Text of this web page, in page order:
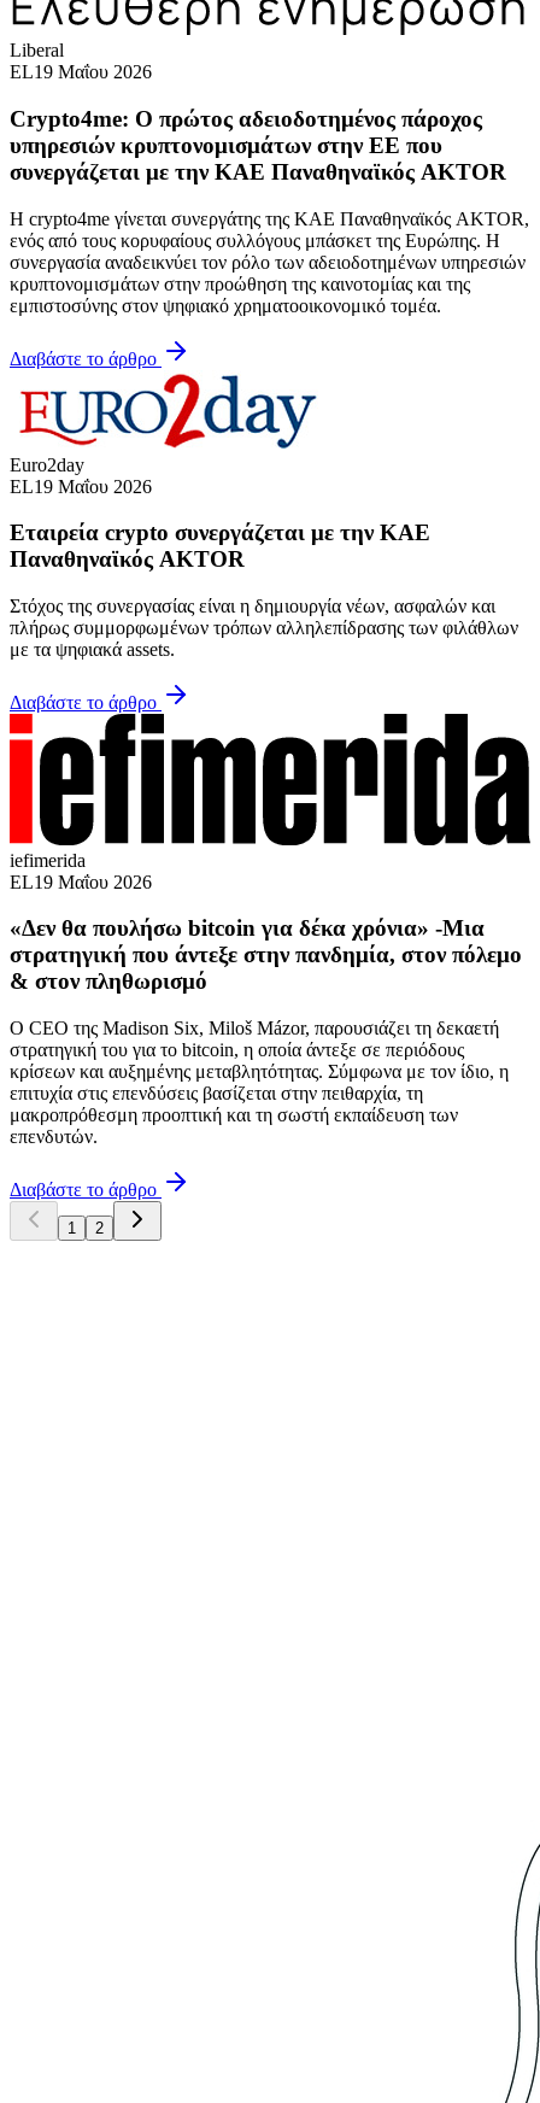
Liberal
EL19 Μαΐου 2026
Crypto4me: Ο πρώτος αδειοδοτημένος πάροχος
υπηρεσιών κρυπτονομισμάτων στην ΕΕ που
συνεργάζεται με την ΚΑΕ Παναθηναϊκός AKTOR
Η crypto4me γίνεται συνεργάτης της ΚΑΕ Παναθηναϊκός AKTOR,
ενός από τους κορυφαίους συλλόγους μπάσκετ της Ευρώπης. Η
συνεργασία αναδεικνύει τον ρόλο των αδειοδοτημένων υπηρεσιών
κρυπτονομισμάτων στην προώθηση της καινοτομίας και της
εμπιστοσύνης στον ψηφιακό χρηματοοικονομικό τομέα.
Διαβάστε το άρθρο
Euro2day
EL19 Μαΐου 2026
Εταιρεία crypto συνεργάζεται με την ΚΑΕ
Παναθηναϊκός AKTOR
Στόχος της συνεργασίας είναι η δημιουργία νέων, ασφαλών και
πλήρως συμμορφωμένων τρόπων αλληλεπίδρασης των φιλάθλων
με τα ψηφιακά assets.
Διαβάστε το άρθρο
iefimerida
EL19 Μαΐου 2026
«Δεν θα πουλήσω bitcoin για δέκα χρόνια» -Μια
στρατηγική που άντεξε στην πανδημία, στον πόλεμο
& στον πληθωρισμό
Ο CEO της Madison Six, Miloš Mázor, παρουσιάζει τη δεκαετή
στρατηγική του για το bitcoin, η οποία άντεξε σε περιόδους
κρίσεων και αυξημένης μεταβλητότητας. Σύμφωνα με τον ίδιο, η
επιτυχία στις επενδύσεις βασίζεται στην πειθαρχία, τη
μακροπρόθεσμη προοπτική και τη σωστή εκπαίδευση των
επενδυτών.
Διαβάστε το άρθρο
1 2